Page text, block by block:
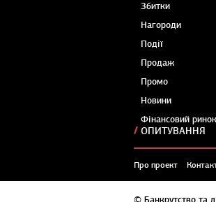
Збитки
Нагороди
Події
Продаж
Промо
Новини
Фінансовий ринок
ОПИТУВАННЯ
Про проект